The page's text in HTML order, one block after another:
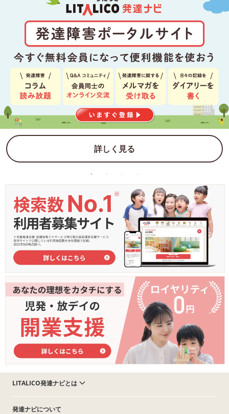
詳しく見る
LITALICO発達ナビとは
発達ナビについて